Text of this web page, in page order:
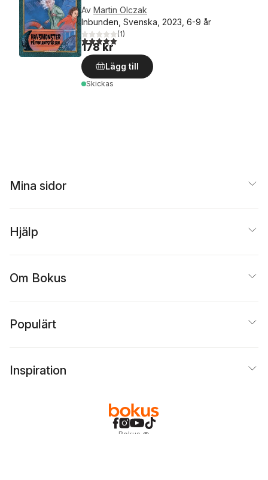
Av Martin Olczak
Inbunden, Svenska, 2023, 6-9 år
5,0utav 5 stjärnor. Totalt antal röster:
(1)
178 kr
Lägg till
Skickas
Mina sidor
Hjälp
Om Bokus
Populärt
Inspiration
Bokus @